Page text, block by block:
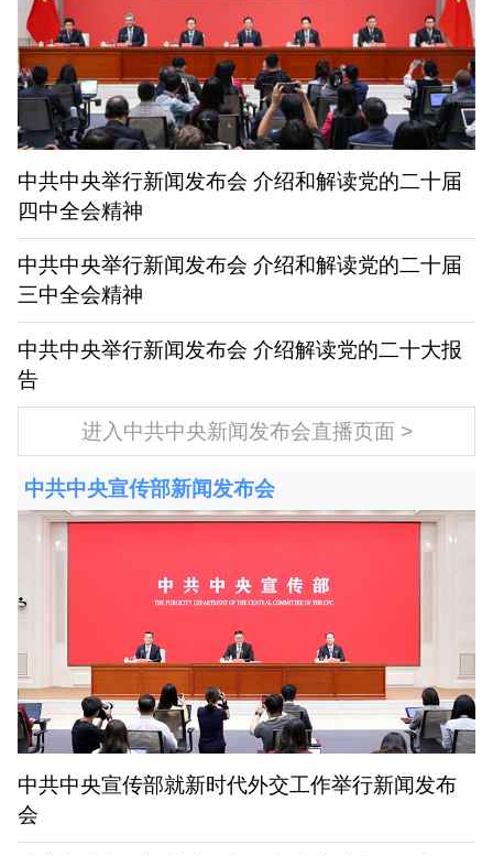
中共中央举行新闻发布会 介绍和解读党的二十届
四中全会精神
中共中央举行新闻发布会 介绍和解读党的二十届
三中全会精神
中共中央举行新闻发布会 介绍解读党的二十大报
告
进入中共中央新闻发布会直播页面
中共中央宣传部新闻发布会
中共中央宣传部就新时代外交工作举行新闻发布
会